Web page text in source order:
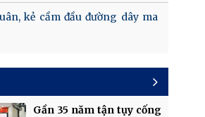
kẻ cầm đầu đường dây ma
Gần 35 năm tận tụy cống